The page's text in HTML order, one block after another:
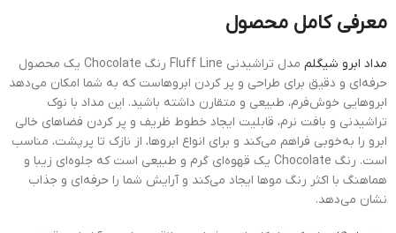
معرفی کامل محصول
مداد ابرو شیگلم
مدل تراشیدنی Fluff Line رنگ Chocolate یک محصول
حرفه‌ای و دقیق برای طراحی و پر کردن ابروهاست که به شما امکان می‌دهد
ابروهایی خوش‌فرم، طبیعی و متقارن داشته باشید. این مداد با نوک
تراشیدنی و بافت نرم، قابلیت ایجاد خطوط ظریف و پر کردن فضاهای خالی
ابرو را به‌خوبی فراهم می‌کند و برای انواع ابروها، از نازک تا پرپشت، مناسب
است. رنگ Chocolate یک قهوه‌ای گرم و طبیعی است که جلوه‌ای زیبا و
هماهنگ با اکثر رنگ موها ایجاد می‌کند و آرایش شما را حرفه‌ای و جذاب
نشان می‌دهد.